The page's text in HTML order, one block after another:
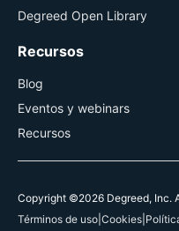
Degreed Open Library
Recursos
Blog
Eventos y webinars
Recursos
Copyright ©2026 Degreed, Inc.
Términos de uso Cookies